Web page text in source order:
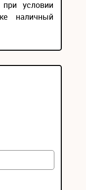
условии
наличный